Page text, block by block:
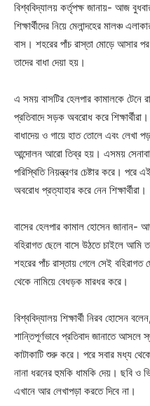
বিশ্ববিদ্যালয় কর্তৃপক্ষ জানায়- আজ
শিক্ষার্থীদের নিয়ে মেলান্দহের মালঞ্চ
বাস। শহরের পাঁচ রাস্তা মোড়ে আসার
তাদের বাধা দেয়া হয়।
এ সময় বাসটির হেলপার কামালকে
প্রতিবাদে সড়ক অবরোধ করে
বাধাদেয় ও গায়ে হাত তোলে এবং লেখা
আন্দোলন আরো তিব্র হয়। এসময়
পরিস্থিতি নিয়ন্ত্রণর চেষ্টার করে।
অবরোধ প্রত্যাহার করে নেন শিক্ষার্থীরা।
বাসের হেলপার কামাল হোসেন জানান-
বহিরাগত ছেলে বাসে উঠতে চাইলে আমি
শহরের পাঁচ রাস্তায় গেলে সেই বহিরাগত
থেকে নামিয়ে বেধড়ক মারধর করে।
বিশ্ববিদ্যালয় শিক্ষার্থী নিরব হোসেন
শান্তিপূর্ণভাবে প্রতিবাদ জানাতে
কাটাকাটি শুরু করে। পরে সবার মধ্য
নানা ধরনের হুমকি ধামকি দেয়। ছবি ও
এখানে আর লেখাপড়া করতে দিবে না।